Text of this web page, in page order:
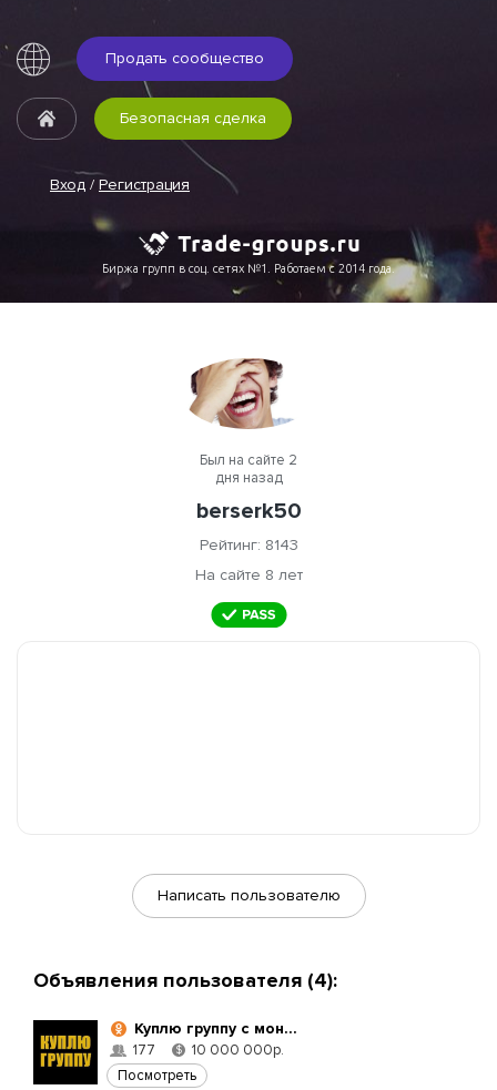
Продать сообщество
Вход / Регистрация
Безопасная сделка
Биржа групп в соц. сетях №1. Работаем с 2014 года.
Был на сайте 2
дня назад
berserk50
Рейтинг: 8143
На сайте 8 лет
Написать пользователю
Объявления пользователя (4):
Куплю группу с монетизацией до 10к подписчиков
177 $
10 000 000р.
Посмотреть